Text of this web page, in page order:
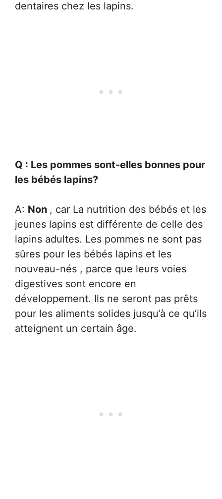
dentaires chez les lapins.
Q : Les pommes sont-elles bonnes pour
les bébés lapins?
A: Non , car La nutrition des bébés et les
jeunes lapins est différente de celle des
lapins adultes. Les pommes ne sont pas
sûres pour les bébés lapins et les
nouveau-nés , parce que leurs voies
digestives sont encore en
développement. Ils ne seront pas prêts
pour les aliments solides jusqu’à ce qu’ils
atteignent un certain âge.